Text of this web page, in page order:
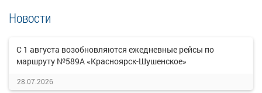
Новости
С 1 августа возобновляются ежедневные рейсы по
маршруту №589А «Красноярск-Шушенское»
28.07.2026